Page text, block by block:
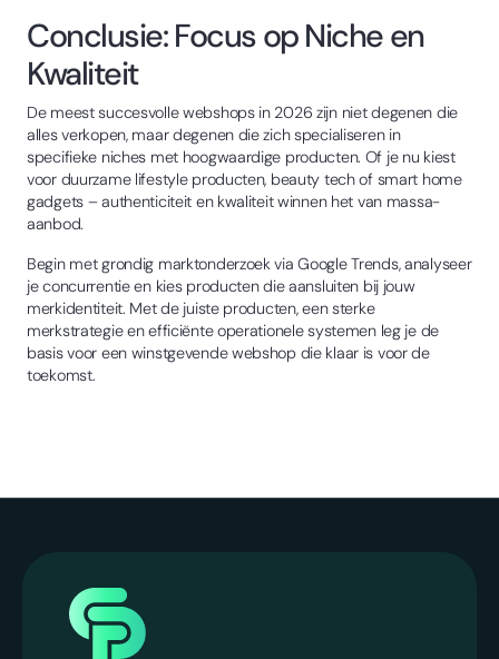
Conclusie: Focus op Niche en
Kwaliteit
De meest succesvolle webshops in 2026 zijn niet degenen die
alles verkopen, maar degenen die zich specialiseren in
specifieke niches met hoogwaardige producten. Of je nu kiest
voor duurzame lifestyle producten, beauty tech of smart home
gadgets – authenticiteit en kwaliteit winnen het van massa-
aanbod.
Begin met grondig marktonderzoek via Google Trends, analyseer
je concurrentie en kies producten die aansluiten bij jouw
merkidentiteit. Met de juiste producten, een sterke
merkstrategie en efficiënte operationele systemen leg je de
basis voor een winstgevende webshop die klaar is voor de
toekomst.